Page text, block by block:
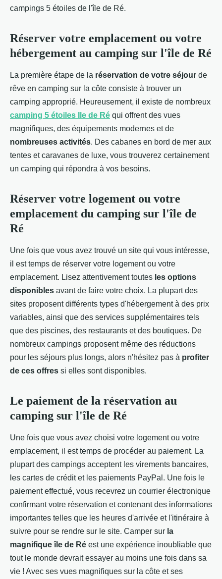
campings 5 étoiles de l'île de Ré.
Réserver votre emplacement ou votre
hébergement au camping sur l'île de Ré
La première étape de la réservation de votre séjour de
rêve en camping sur la côte consiste à trouver un
camping approprié. Heureusement, il existe de nombreux
camping 5 étoiles Ile de Ré qui offrent des vues
magnifiques, des équipements modernes et de
nombreuses activités. Des cabanes en bord de mer aux
tentes et caravanes de luxe, vous trouverez certainement
un camping qui répondra à vos besoins.
Réserver votre logement ou votre
emplacement du camping sur l'île de
Ré
Une fois que vous avez trouvé un site qui vous intéresse,
il est temps de réserver votre logement ou votre
emplacement. Lisez attentivement toutes les options
disponibles avant de faire votre choix. La plupart des
sites proposent différents types d'hébergement à des prix
variables, ainsi que des services supplémentaires tels
que des piscines, des restaurants et des boutiques. De
nombreux campings proposent même des réductions
pour les séjours plus longs, alors n'hésitez pas à profiter
de ces offres si elles sont disponibles.
Le paiement de la réservation au
camping sur l'île de Ré
Une fois que vous avez choisi votre logement ou votre
emplacement, il est temps de procéder au paiement. La
plupart des campings acceptent les virements bancaires,
les cartes de crédit et les paiements PayPal. Une fois le
paiement effectué, vous recevrez un courrier électronique
confirmant votre réservation et contenant des informations
importantes telles que les heures d'arrivée et l'itinéraire à
suivre pour se rendre sur le site. Camper sur la
magnifique île de Ré est une expérience inoubliable que
tout le monde devrait essayer au moins une fois dans sa
vie ! Avec ses vues magnifiques sur la côte et ses